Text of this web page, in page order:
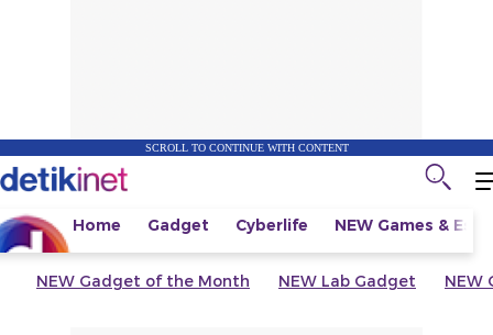
SCROLL TO CONTINUE WITH CONTENT
Home Gadget Cyberlife NEW Games &
NEW Gadget of the Month NEW Lab Gadget NEW